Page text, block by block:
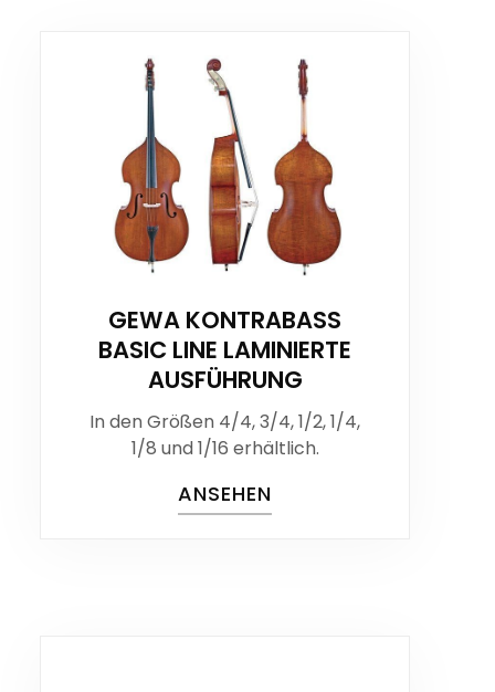
GEWA KONTRABASS
BASIC LINE LAMINIERTE
AUSFÜHRUNG
In den Größen 4/4, 3/4, 1/2, 1/4,
1/8 und 1/16 erhältlich.
ANSEHEN